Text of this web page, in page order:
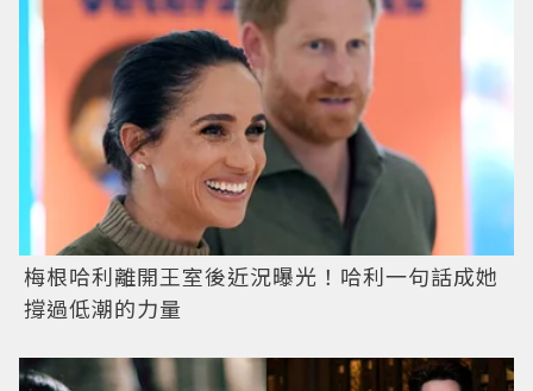
梅根哈利離開王室後近況曝光！哈利一句話成她
撐過低潮的力量